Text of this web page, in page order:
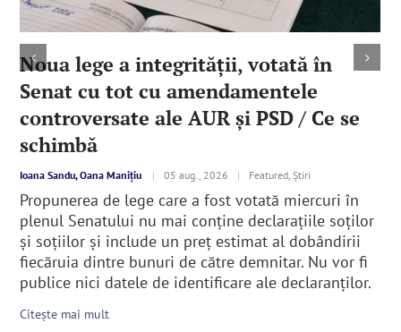
Noua lege a integrităţii, votată în
Senat cu tot cu amendamentele
controversate ale AUR şi PSD / Ce se
schimbă
Ioana Sandu, Oana Manițiu | 05 aug., 2026 | Featured, Știri
Propunerea de lege care a fost votată miercuri în
plenul Senatului nu mai conține declarațiile soților
și soțiilor şi include un preț estimat al dobândirii
fiecăruia dintre bunuri de către demnitar. Nu vor fi
publice nici datele de identificare ale declaranţilor.
Citește mai mult